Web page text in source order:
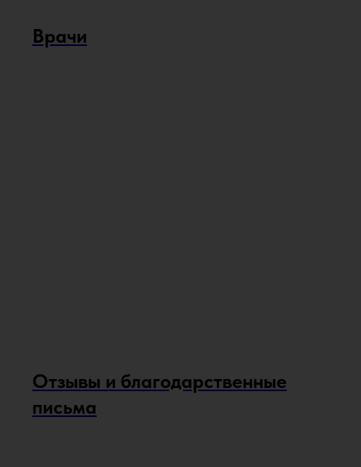
Врачи
Отзывы и благодарственные
письма